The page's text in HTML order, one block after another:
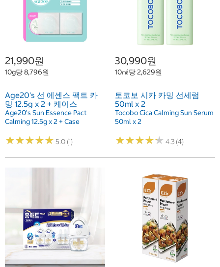
21,990원
10g당 8,796원
Age20's 선 에센스 팩트 카
밍 12.5g x 2 + 케이스
Age20's Sun Essence Pact
Calming 12.5g x 2 + Case
★★★★★
★★★★★ 5.0 (1)
30,990원
10㎖당 2,629원
토코보 시카 카밍 선세럼
50ml x 2
Tocobo Cica Calming Sun Serum
50ml x 2
★★★★★
★★★★★ 4.3 (4)